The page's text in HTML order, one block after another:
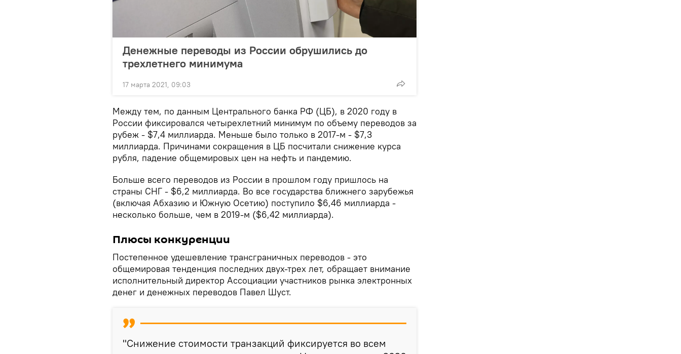
Денежные переводы из России обрушились до
трехлетнего минимума
17 марта 2021, 09:03
Между тем, по данным Центрального банка РФ (ЦБ), в 2020 году в
России фиксировался четырехлетний минимум по объему переводов за
рубеж - $7,4 миллиарда. Меньше было только в 2017-м - $7,3
миллиарда. Причинами сокращения в ЦБ посчитали снижение курса
рубля, падение общемировых цен на нефть и пандемию.
Больше всего переводов из России в прошлом году пришлось на
страны СНГ - $6,2 миллиарда. Во все государства ближнего зарубежья
(включая Абхазию и Южную Осетию) поступило $6,46 миллиарда -
несколько больше, чем в 2019-м ($6,42 миллиарда).
Плюсы конкуренции
Постепенное удешевление трансграничных переводов - это
общемировая тенденция последних двух-трех лет, обращает внимание
исполнительный директор Ассоциации участников рынка электронных
денег и денежных переводов Павел Шуст.
"Снижение стоимости транзакций фиксируется во всем